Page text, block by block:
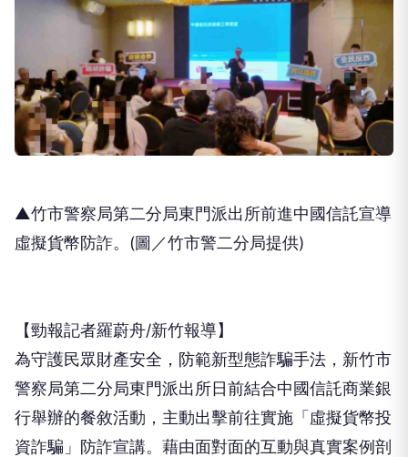
▲竹市警察局第二分局東門派出所前進中國信託宣導
虛擬貨幣防詐。(圖／竹市警二分局提供)
【勁報記者羅蔚舟/新竹報導】
為守護民眾財產安全，防範新型態詐騙手法，新竹市
警察局第二分局東門派出所日前結合中國信託商業銀
行舉辦的餐敘活動，主動出擊前往實施「虛擬貨幣投
資詐騙」防詐宣講。藉由面對面的互動與真實案例剖